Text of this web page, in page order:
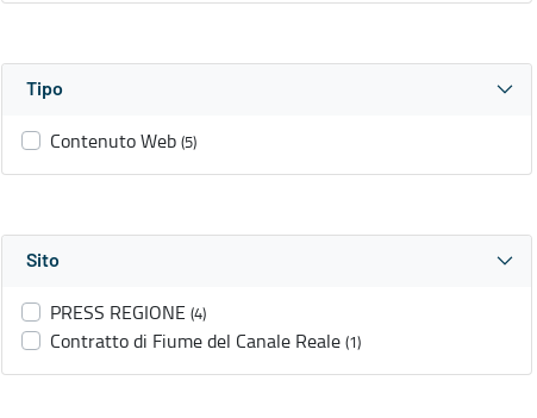
Tipo
Contenuto Web (5)
Sito
PRESS REGIONE (4)
Contratto di Fiume del Canale Reale (1)